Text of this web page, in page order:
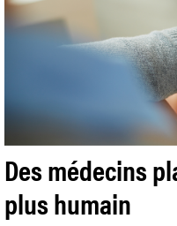
Des médecins
plus humain